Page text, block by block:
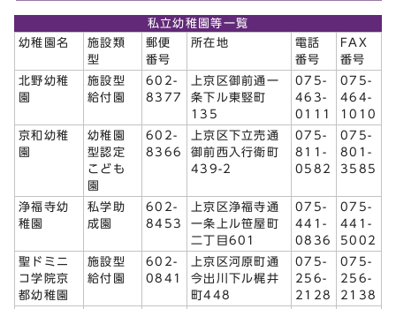
私立幼稚園等一覧
幼稚園名
施設類
型
郵便
番号
所在地
電話
番号
FAX
番号
北野幼稚
園
施設型
給付園
602-
8377
上京区御前通一
条下ル東竪町
135
075-
463-
0111
075-
464-
1010
京和幼稚
園
幼稚園
型認定
こども
園
602-
8366
上京区下立売通
御前西入行衛町
439-2
075-
811-
0582
075-
801-
3585
浄福寺幼
稚園
私学助
成園
602-
8453
上京区浄福寺通
一条上ル笹屋町
二丁目601
075-
441-
0836
075-
441-
5002
聖ドミニ
コ学院京
都幼稚園
施設型
給付園
602-
0841
上京区河原町通
今出川下ル梶井
町448
075-
256-
2128
075-
256-
2138